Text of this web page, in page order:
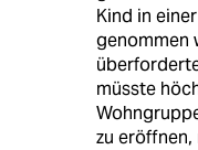
Kind in
genommen
müsste
zu